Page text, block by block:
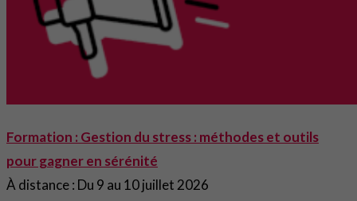
Formation : Gestion du stress : méthodes et outils
pour gagner en sérénité
À distance : Du 9 au 10 juillet 2026